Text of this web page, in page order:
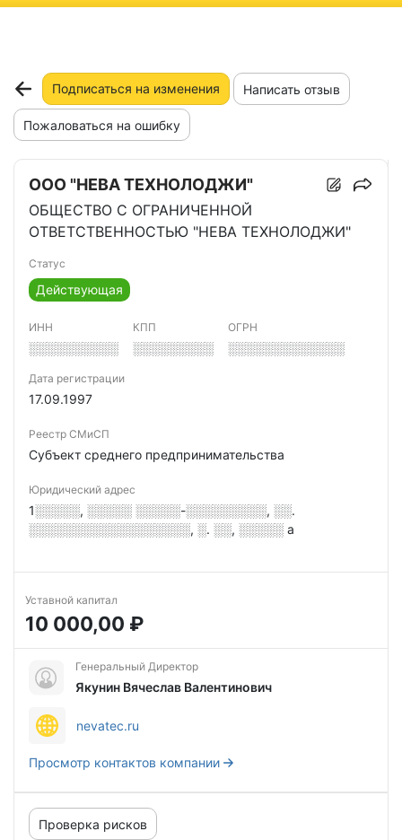
Подписаться на изменения Написать отзыв
Пожаловаться на ошибку
ООО "НЕВА ТЕХНОЛОДЖИ"
ОБЩЕСТВО С ОГРАНИЧЕННОЙ
ОТВЕТСТВЕННОСТЬЮ "НЕВА ТЕХНОЛОДЖИ"
Статус
Действующая
ИНН
░░░░░░░░░░
КПП
░░░░░░░░░
ОГРН
░░░░░░░░░░░░░
Дата регистрации
17.09.1997
Реестр СМиСП
Субъект среднего предпринимательства
Юридический адрес
1░░░░░, ░░░░░ ░░░░░-░░░░░░░░░, ░░.
░░░░░░░░░░░░░░░░░░, ░. ░░, ░░░░░ а
Уставной капитал
10 000,00 ₽
Генеральный Директор
Якунин Вячеслав Валентинович
nevatec.ru
Просмотр контактов компании
Проверка рисков